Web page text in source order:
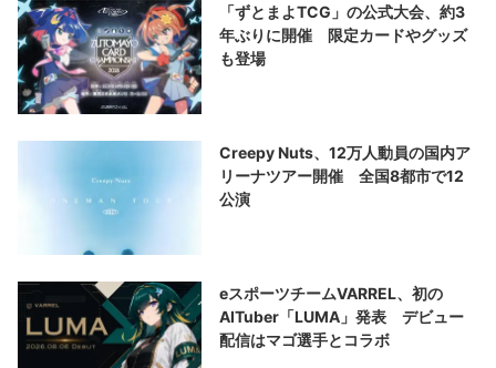
「ずとまよTCG」の公式大会、約3
年ぶりに開催 限定カードやグッズ
も登場
Creepy Nuts、12万人動員の国内ア
リーナツアー開催 全国8都市で12
公演
eスポーツチームVARREL、初の
AITuber「LUMA」発表 デビュー
配信はマゴ選手とコラボ